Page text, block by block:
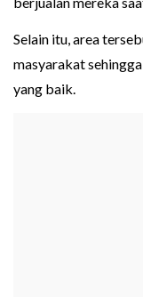
Selain itu, area
masyarakat
yang baik.